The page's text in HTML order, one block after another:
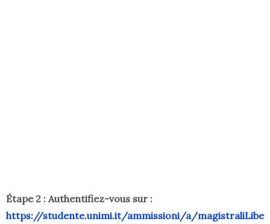
Étape 2 : Authentifiez-vous sur :
https://studente.unimi.it/ammissioni/a/magistraliLibe